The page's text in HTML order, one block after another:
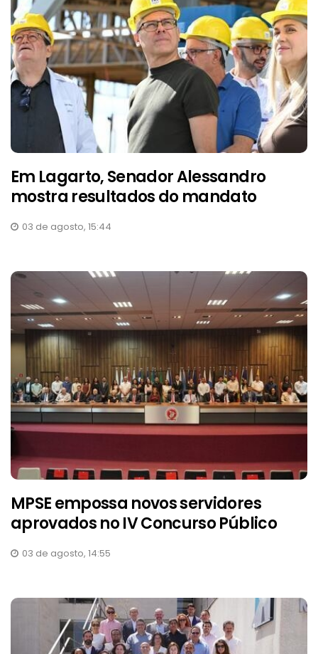
Em Lagarto, Senador Alessandro
mostra resultados do mandato
03 de agosto, 15:44
MPSE empossa novos servidores
aprovados no IV Concurso Público
03 de agosto, 14:55